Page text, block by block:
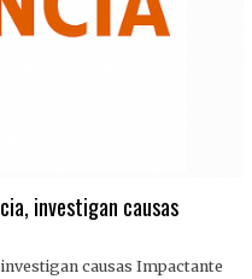
investigan causas
causas Impactante